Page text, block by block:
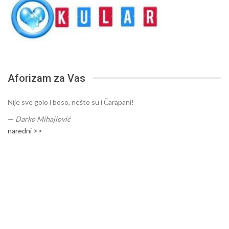
Aforizam za Vas
Nije sve golo i boso, nešto su i Čarapani!
— Darko Mihajlović
naredni >>